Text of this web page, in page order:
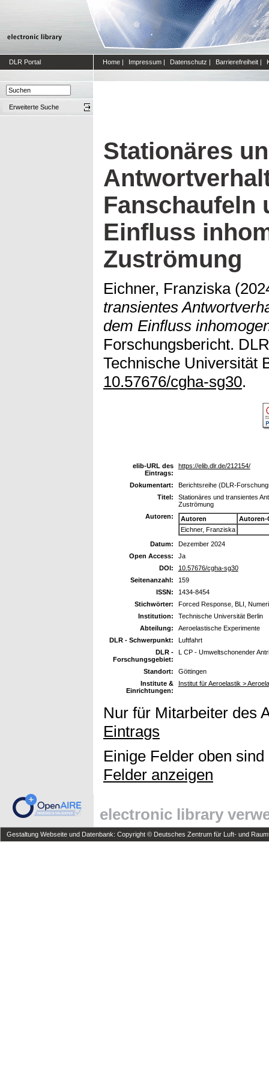
DLR Portal Home | Impressum | Datenschutz | Barrierefreiheit |
Erweiterte Suche
Stationäres
Fanschaufeln
Einfluss
Zuströmung
Eichner, Franziska
transientes
dem Einfluss
Forschungsbericht.
Technische Universität
10.57676/cgha-sg30.
elib-URL des
Eintrags:
https://elib.dlr.de/212154/
Dokumentart:
Berichtsreihe (DLR-
Titel:
Stationäres und transientes
Zuströmung
Autoren:
Autoren
Autoren-
Eichner, Franziska
Datum:
Dezember 2024
Open Access:
Ja
DOI:
10.57676/cgha-sg30
Seitenanzahl:
159
ISSN:
1434-8454
Stichwörter:
Forced Response, BLI,
Institution:
Technische Universität Berlin
Abteilung:
Aeroelastische Experimente
DLR - Schwerpunkt:
Luftfahrt
DLR -
Forschungsgebiet:
L CP - Umweltschonender
Standort:
Göttingen
Institute &
Einrichtungen:
Institut für Aeroelastik >
Nur für Mitarbeiter des
Eintrags
Einige Felder oben
Felder anzeigen
electronic library
Gestaltung Webseite und Datenbank: Copyright © Deutsches Zentrum für Luft- und